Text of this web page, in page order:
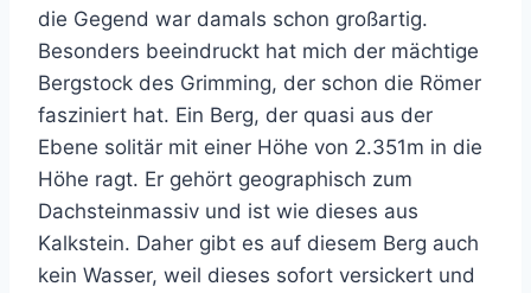
die Gegend war damals schon großartig.
Besonders beeindruckt hat mich der mächtige
Bergstock des Grimming, der schon die Römer
fasziniert hat. Ein Berg, der quasi aus der
Ebene solitär mit einer Höhe von 2.351m in die
Höhe ragt. Er gehört geographisch zum
Dachsteinmassiv und ist wie dieses aus
Kalkstein. Daher gibt es auf diesem Berg auch
kein Wasser, weil dieses sofort versickert und